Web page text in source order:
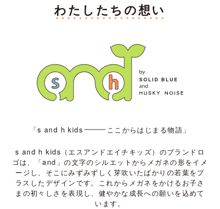
わたしたちの想い
「s and h kids ここからはじまる物語」
s and h kids（エスアンドエイチキッズ）のブランドロ
ゴは、
「and」の文字のシルエットからメガネの形をイメ
ージし、そこにみずみずしく芽吹いたばかりの若葉をプ
ラスしたデザインです。 これからメガネをかけるお子さ
まの初々しさを表現し、健やかな成長への願いを込めて
います。